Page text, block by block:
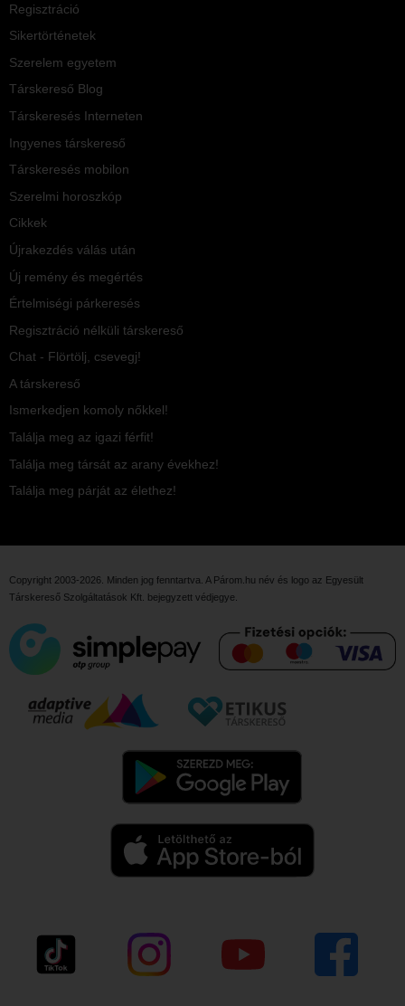
Regisztráció
Sikertörténetek
Szerelem egyetem
Társkereső Blog
Társkeresés Interneten
Ingyenes társkereső
Társkeresés mobilon
Szerelmi horoszkóp
Cikkek
Újrakezdés válás után
Új remény és megértés
Értelmiségi párkeresés
Regisztráció nélküli társkereső
Chat - Flörtölj, csevegj!
A társkereső
Ismerkedjen komoly nőkkel!
Találja meg az igazi férfit!
Találja meg társát az arany évekhez!
Találja meg párját az élethez!
Copyright 2003-2026. Minden jog fenntartva. A Párom.hu név és logo az Egyesült
Társkereső Szolgáltatások Kft.
bejegyzett védjegye.